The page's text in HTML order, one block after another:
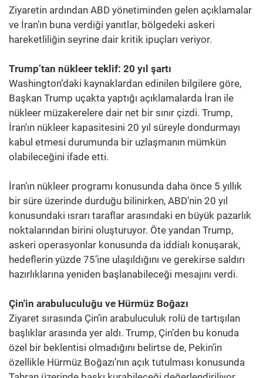
Ziyaretin ardından ABD yönetiminden gelen açıklamalar
ve İran’ın buna verdiği yanıtlar, bölgedeki askeri
hareketliliğin seyrine dair kritik ipuçları veriyor.
Trump’tan nükleer teklif: 20 yıl şartı
Washington’daki kaynaklardan edinilen bilgilere göre,
Başkan Trump uçakta yaptığı açıklamalarda İran ile
nükleer müzakerelere dair net bir sınır çizdi. Trump,
İran'ın nükleer kapasitesini 20 yıl süreyle dondurmayı
kabul etmesi durumunda bir uzlaşmanın mümkün
olabileceğini ifade etti.
İran’ın nükleer programı konusunda daha önce 5 yıllık
bir süre üzerinde durduğu bilinirken, ABD’nin 20 yıl
konusundaki ısrarı taraflar arasındaki en büyük pazarlık
noktalarından birini oluşturuyor. Öte yandan Trump,
askeri operasyonlar konusunda da iddialı konuşarak,
hedeflerin yüzde 75’ine ulaşıldığını ve gerekirse saldırı
hazırlıklarına yeniden başlanabileceği mesajını verdi.
Çin'in arabuluculuğu ve Hürmüz Boğazı
Ziyaret sırasında Çin’in arabuluculuk rolü de tartışılan
başlıklar arasında yer aldı. Trump, Çin’den bu konuda
özel bir beklentisi olmadığını belirtse de, Pekin’in
özellikle Hürmüz Boğazı’nın açık tutulması konusunda